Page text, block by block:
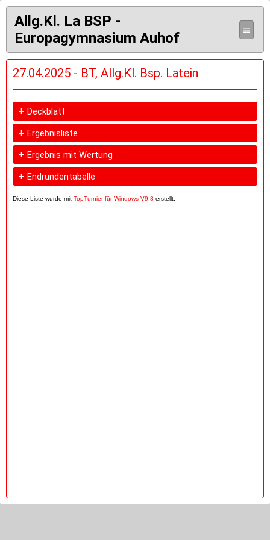
Allg.Kl. La BSP -
Europagymnasium Auhof
≡
27.04.2025 - BT, Allg.Kl. Bsp. Latein
+ Deckblatt
+ Ergebnisliste
+ Ergebnis mit Wertung
+ Endrundentabelle
Diese Liste wurde mit TopTurnier für Windows V9.8 erstellt.